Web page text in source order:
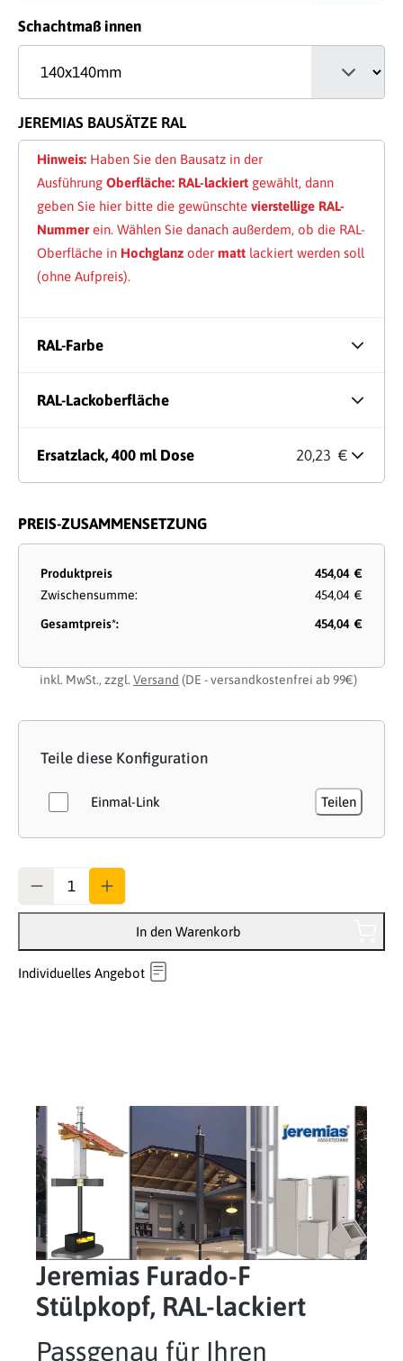
Schachtmaß innenauswählen
JEREMIAS BAUSÄTZE RAL
Hinweis: Haben Sie den Bausatz in der
Ausführung Oberfläche: RAL-lackiert gewählt, dann
geben Sie hier bitte die gewünschte vierstellige RAL-
Nummerein. Wählen Sie danach außerdem, ob die RAL-
Oberfläche in Hochglanz oder matt lackiert werden soll
(ohne Aufpreis).
RAL-Farbe
RAL-Lackoberfläche
Ersatzlack, 400 ml Dose 20,23 €
PREIS-ZUSAMMENSETZUNG
Produktpreis
454,04 €
Zwischensumme:
454,04 €
Gesamtpreis*:
454,04 €
inkl. MwSt., zzgl. Versand (DE - versandkostenfrei ab 99€)
Teile diese Konfiguration
Einmal-Link Teilen
In den Warenkorb
Individuelles Angebot
Jeremias Furado-F
Stülpkopf, RAL-lackiert
Passgenau für Ihren